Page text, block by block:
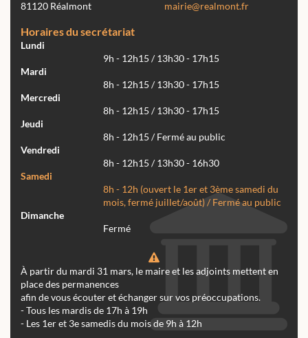
81120 Réalmont
mairie@realmont.fr
Horaires du secrétariat
Lundi
9h - 12h15 / 13h30 - 17h15
Mardi
8h - 12h15 / 13h30 - 17h15
Mercredi
8h - 12h15 / 13h30 - 17h15
Jeudi
8h - 12h15 / Fermé au public
Vendredi
8h - 12h15 / 13h30 - 16h30
Samedi
8h - 12h (ouvert le 1er et 3ème samedi du
mois, fermé juillet/août) / Fermé au public
Dimanche
Fermé
À partir du mardi 31 mars, le maire et les adjoints mettent en
place des permanences
afin de vous écouter et échanger sur vos préoccupations.
- Tous les mardis de 17h à 19h
- Les 1er et 3e samedis du mois de 9h à 12h